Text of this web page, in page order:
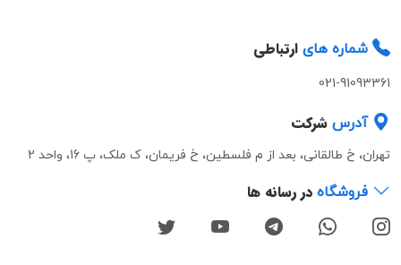
شماره های ارتباطی
021-91093361
آدرس شرکت
تهران، خ طالقانی، بعد از م فلسطین، خ فریمان، ک ملک، پ 16، واحد 2
فروشگاه در رسانه ها